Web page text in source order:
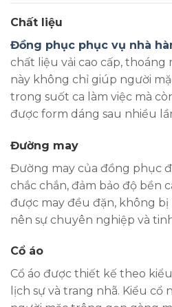
Chất liệu
Đồng phục phục vụ nhà
chất liệu vải cao cấp, thoáng
này không chỉ giúp người
trong suốt ca làm việc mà
được form dáng sau nhiều
Đường may
Đường may của đồng phục
chắc chắn, đảm bảo độ bền
được may đều đặn, không
nên sự chuyên nghiệp và
Cổ áo
Cổ áo được thiết kế theo
lịch sự và trang nhã. Kiểu cổ